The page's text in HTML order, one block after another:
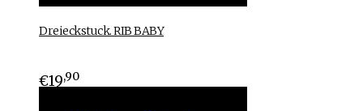
Dreieckstuck. RIB BABY
€19,90